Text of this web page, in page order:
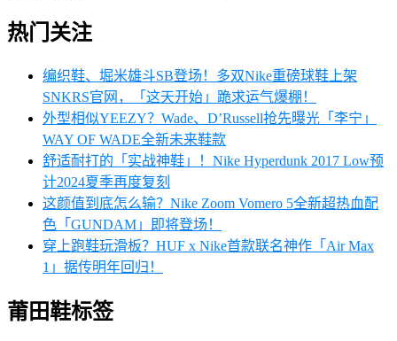
热门关注
编织鞋、堀米雄斗SB登场！多双Nike重磅球鞋上架
SNKRS官网，「这天开始」跪求运气爆棚！
外型相似YEEZY？Wade、D’Russell抢先曝光「李宁」
WAY OF WADE全新未来鞋款
舒适耐打的「实战神鞋」！Nike Hyperdunk 2017 Low预
计2024夏季再度复刻
这颜值到底怎么输？Nike Zoom Vomero 5全新超热血配
色「GUNDAM」即将登场！
穿上跑鞋玩滑板？HUF x Nike首款联名神作「Air Max
1」据传明年回归！
莆田鞋标签